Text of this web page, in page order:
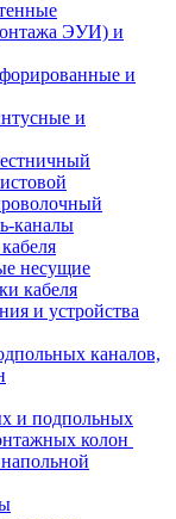
ЭУИ) и
и
и
каналы
несущие
кабеля
и устройства
каналов,
и подпольных
колон